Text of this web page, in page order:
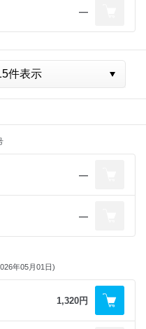
―
―
―
年05月01日)
1,320円